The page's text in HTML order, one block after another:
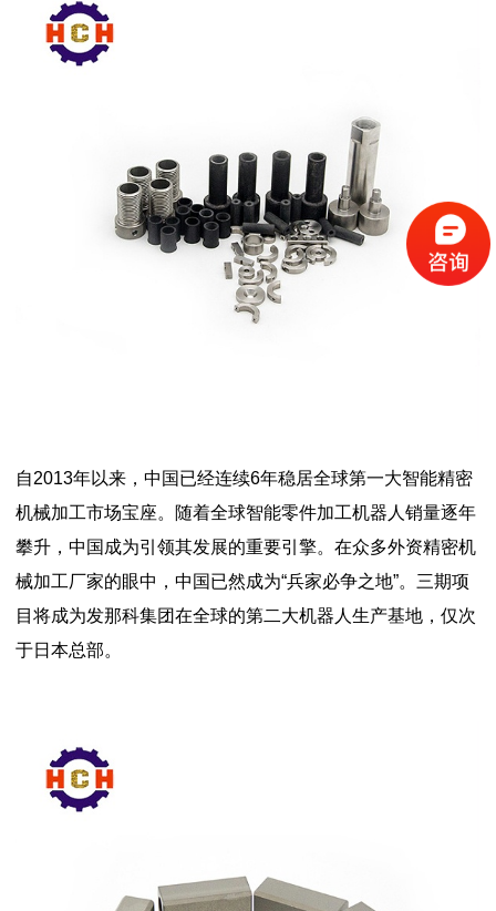
自2013年以来，中国已经连续6年稳居全球第一大智能精密
机械加工市场宝座。随着全球智能零件加工机器人销量逐年
攀升，中国成为引领其发展的重要引擎。在众多外资精密机
械加工厂家的眼中，中国已然成为“兵家必争之地”。三期项
目将成为发那科集团在全球的第二大机器人生产基地，仅次
于日本总部。